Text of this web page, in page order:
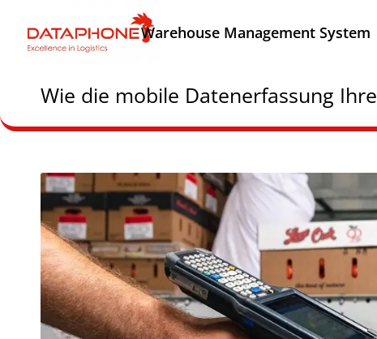
Warehouse Management System
Wie die mobile Datenerfassung